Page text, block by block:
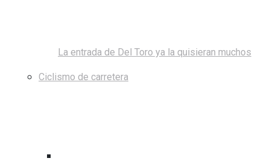
La entrada de Del Toro ya la quisieran muchos
Ciclismo de carretera